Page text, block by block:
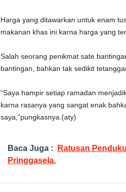
Harga yang ditawarkan untuk enam
makanan khas ini karna harga yang
Salah seorang penikmat sate
bantingan, bahkan tak sedikit
“Saya hampir setiap ramadan
karna rasanya yang sangat enak
saya,”pungkasnya.(aty)
Baca Juga :
Ratusan
Pringgasela.